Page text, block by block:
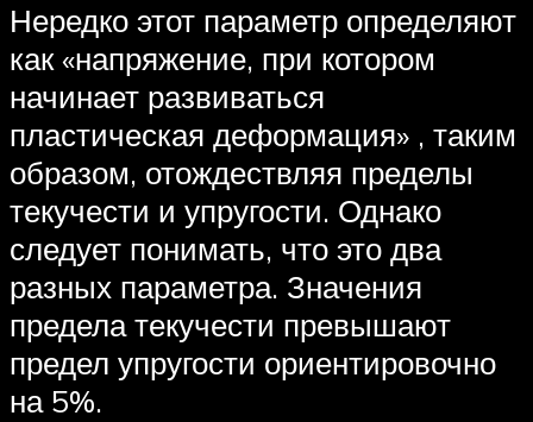
Нередко этот параметр определяют
как «напряжение, при котором
начинает развиваться
пластическая деформация» , таким
образом, отождествляя пределы
текучести и упругости. Однако
следует понимать, что это два
разных параметра. Значения
предела текучести превышают
предел упругости ориентировочно
на 5%.